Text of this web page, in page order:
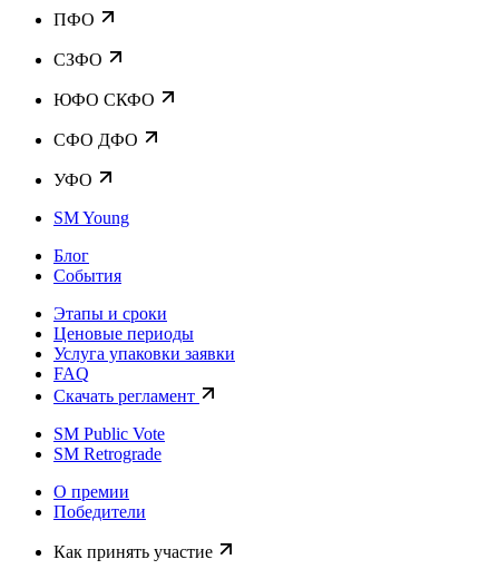
ПФО
СЗФО
ЮФО СКФО
CФО ДФО
УФО
SM Young
Блог
События
Этапы и сроки
Ценовые периоды
Услуга упаковки заявки
FAQ
Скачать регламент
SM Public Vote
SM Retrograde
О премии
Победители
Как принять участие